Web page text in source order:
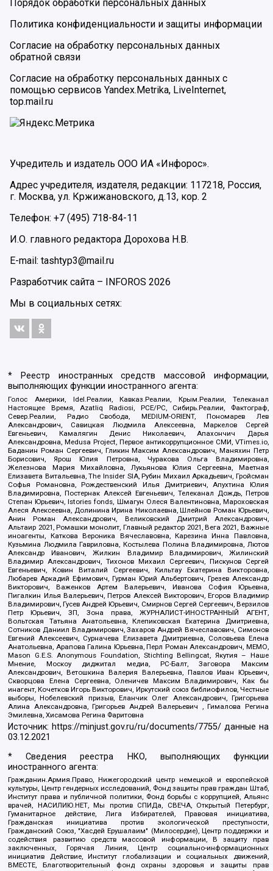
Порядок обработки персональных данных
Политика конфиденциальности и защиты информации
Согласие на обработку персональных данных
обратной связи
Согласие на обработку персональных данных с
помощью сервисов Yandex.Metrika, LiveInternet,
top.mail.ru
Учредитель и издатель ООО ИА «Инфорос».
Адрес учредителя, издателя, редакции: 117218, Россия,
г. Москва, ул. Кржижановского, д.13, кор. 2
Телефон: +7 (495) 718-84-11
И.О. главного редактора Дорохова Н.В.
E-mail: tashtyp3@mail.ru
Разработчик сайта – INFOROS 2026
Мы в социальных сетях:
* Реестр иностранных средств массовой информации,
выполняющих функции иностранного агента:
Голос Америки, Idel.Реалии, Кавказ.Реалии, Крым.Реалии, Телеканал
Настоящее Время, Azatliq Radiosi, PCE/PC, Сибирь.Реалии, Фактограф,
Север.Реалии, Радио Свобода, MEDIUM-ORIENT, Пономарев Лев
Александрович, Савицкая Людмила Алексеевна, Маркелов Сергей
Евгеньевич, Камалягин Денис Николаевич, Апахончич Дарья
Александровна, Medusa Project, Первое антикоррупционное СМИ, VTimes.io,
Баданин Роман Сергеевич, Гликин Максим Александрович, Маняхин Петр
Борисович, Ярош Юлия Петровна, Чуракова Ольга Владимировна,
Железнова Мария Михайловна, Лукьянова Юлия Сергеевна, Маетная
Елизавета Витальевна, The Insider SIA, Рубин Михаил Аркадьевич, Гройсман
Софья Романовна, Рождественский Илья Дмитриевич, Апухтина Юлия
Владимировна, Постернак Алексей Евгеньевич, Телеканал Дождь, Петров
Степан Юрьевич, Istories fonds, Шмагун Олеся Валентиновна, Мароховская
Алеся Алексеевна, Долинина Ирина Николаевна, Шлейнов Роман Юрьевич,
Анин Роман Александрович, Великовский Дмитрий Александрович,
Альтаир 2021, Ромашки монолит, Главный редактор 2021, Вега 2021, Важные
иноагенты, Каткова Вероника Вячеславовна, Карезина Инна Павловна,
Кузьмина Людмила Гавриловна, Костылева Полина Владимировна, Лютов
Александр Иванович, Жилкин Владимир Владимирович, Жилинский
Владимир Александрович, Тихонов Михаил Сергеевич, Пискунов Сергей
Евгеньевич, Ковин Виталий Сергеевич, Кильтау Екатерина Викторовна,
Любарев Аркадий Ефимович, Гурман Юрий Альбертович, Грезев Александр
Викторович, Важенков Артем Валерьевич, Иванова София Юрьевна,
Пигалкин Илья Валерьевич, Петров Алексей Викторович, Егоров Владимир
Владимирович, Гусев Андрей Юрьевич, Смирнов Сергей Сергеевич, Верзилов
Петр Юрьевич, ЗП, Зона права, ЖУРНАЛИСТ-ИНОСТРАННЫЙ АГЕНТ,
Вольтская Татьяна Анатольевна, Клепиковская Екатерина Дмитриевна,
Сотников Даниил Владимирович, Захаров Андрей Вячеславович, Симонов
Евгений Алексеевич, Сурначева Елизавета Дмитриевна, Соловьева Елена
Анатольевна, Арапова Галина Юрьевна, Перл Роман Александрович, МЕМО,
Mason G.E.S. Anonymous Foundation, Stichting Bellingcat, Якутия – Наше
Мнение, Москоу диджитал медиа, РС-Балт, Заговора Максим
Александрович, Ветошкина Валерия Валерьевна, Павлов Иван Юрьевич,
Скворцова Елена Сергеевна, Оленичев Максим Владимирович, Как бы
инагент, Кочетков Игорь Викторович, Иркутский союз библиофилов, Честные
выборы, Нобелевский призыв, Еланчик Олег Александрович, Григорьева
Алина Александровна, Григорьев Андрей Валерьевич , Гималова Регина
Эмилевна, Хисамова Регина Фаритовна
Источник: https://minjust.gov.ru/ru/documents/7755/ данные на
03.12.2021
* Сведения реестра НКО, выполняющих функции
иностранного агента:
Гражданин.Армия.Право, Нижегородский центр немецкой и европейской
культуры, Центр гендерных исследований, Фонд защиты прав граждан Штаб,
Институт права и публичной политики, Фонд борьбы с коррупцией, Альянс
врачей, НАСИЛИЮ.НЕТ, Мы против СПИДа, СВЕЧА, Открытый Петербург,
Гуманитарное действие, Лига Избирателей, Правовая инициатива,
Гражданская инициатива против экологической преступности,
Гражданский Союз, "Хасдей Ерушалаим" (Милосердие), Центр поддержки и
содействия развитию средств массовой информации, В защиту прав
заключенных, Горячая Линия, Центр социально-информационных
инициатив Действие, Институт глобализации и социальных движений,
ВМЕСТЕ, Благотворительный фонд охраны здоровья и защиты прав